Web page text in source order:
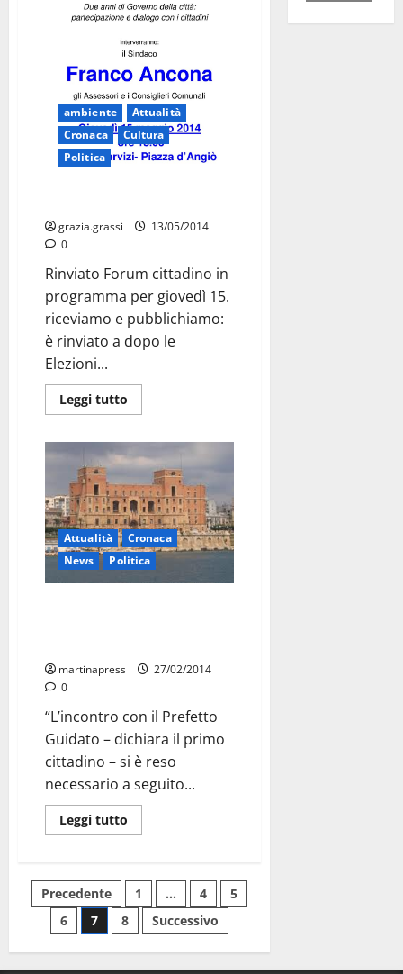
ambiente
Attualità
Cronaca
Cultura
Politica
grazia.grassi
13/05/2014
0
Rinviato Forum cittadino in
programma per giovedì 15.
riceviamo e pubblichiamo:
è rinviato a dopo le
Elezioni...
Leggi tutto
Attualità
Cronaca
News
Politica
martinapress
27/02/2014
0
“L’incontro con il Prefetto
Guidato – dichiara il primo
cittadino – si è reso
necessario a seguito...
Leggi tutto
Precedente 1 … 4
5
6
7 8 Successivo